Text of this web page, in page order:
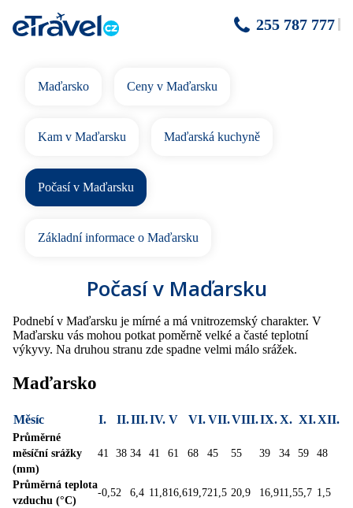
255 787 777
Maďarsko Ceny v Maďarsku
Kam v Maďarsku Maďarská kuchyně
Počasí v Maďarsku
Základní informace o Maďarsku
Počasí v Maďarsku
Podnebí v Maďarsku je mírné a má vnitrozemský charakter. V
Maďarsku vás mohou potkat poměrně velké a časté teplotní
výkyvy. Na druhou stranu zde spadne velmi málo srážek.
Maďarsko
Měsíc I. II.III.IV. V VI.VII.VIII.IX.X. XI.XII.
Průměrné
měsíční srážky
(mm)
41 38 34 41 61 68 45 55 39 34 59 48
Průměrná teplota
vzduchu (°C)
-0,52 6,4 11,816,619,721,5 20,9 16,911,55,7 1,5